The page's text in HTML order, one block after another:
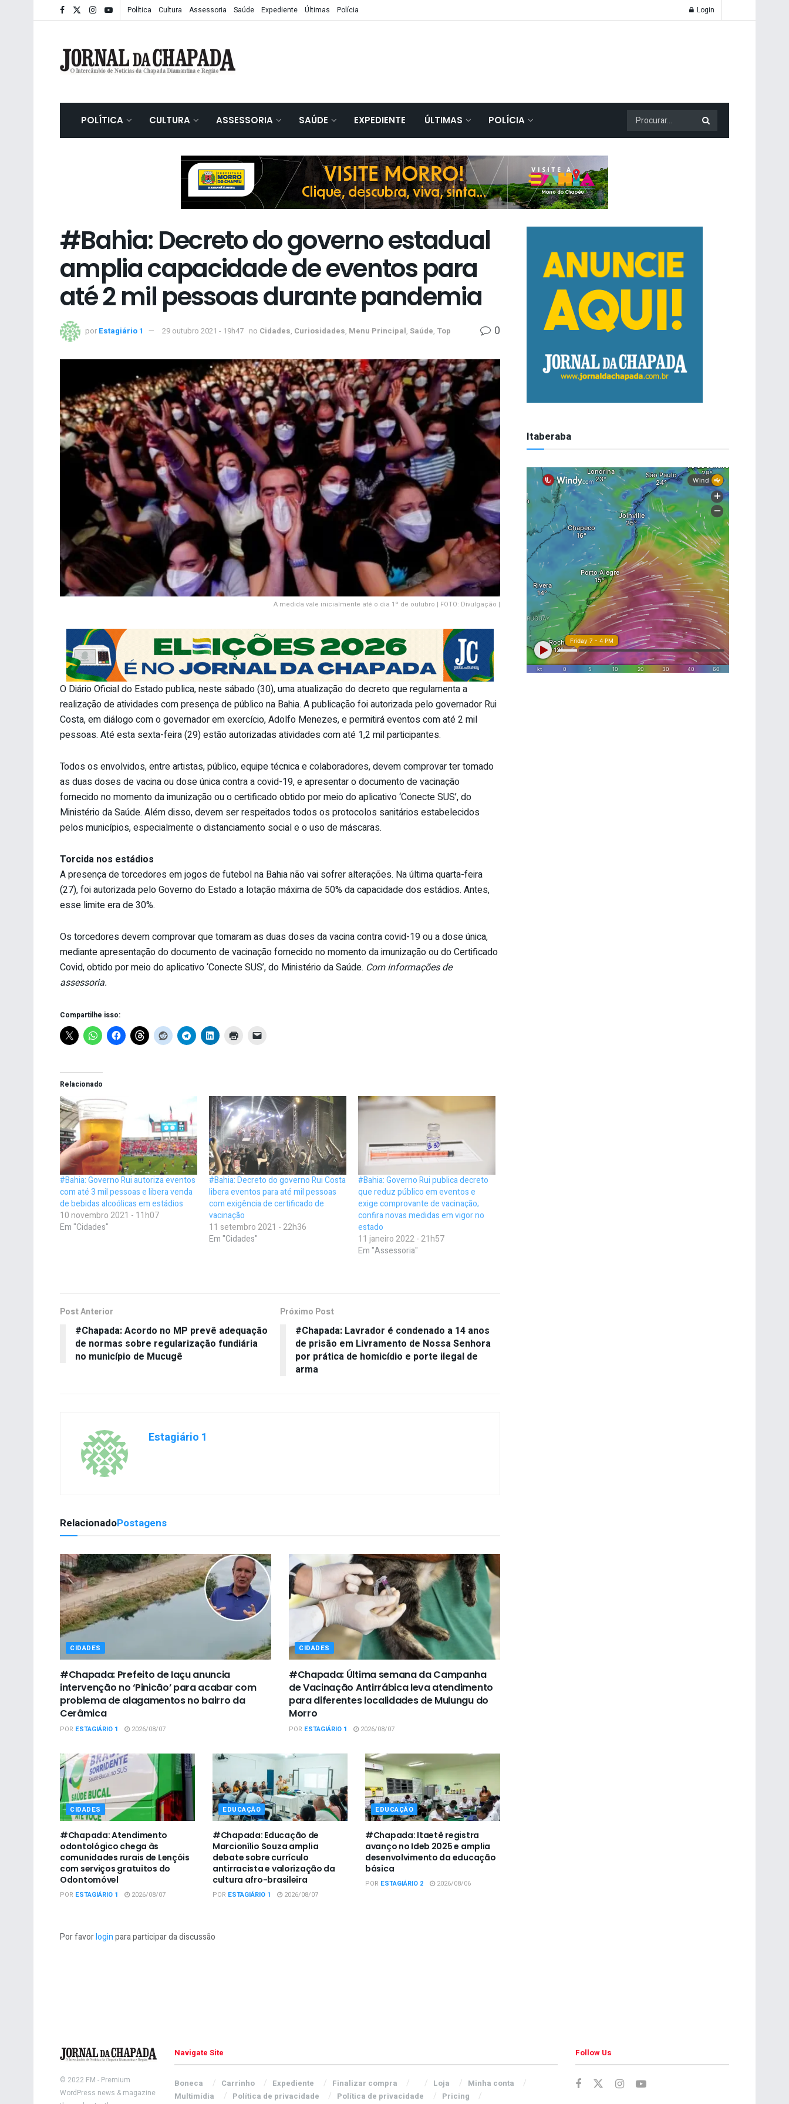
Política Cultura Assessoria Saúde Expediente Últimas Polícia Login
POLÍTICA CULTURA ASSESSORIA SAÚDE EXPEDIENTE ÚLTIMAS POLÍCIA
#Bahia: Decreto do governo estadual
amplia capacidade de eventos para
até 2 mil pessoas durante pandemia
por Estagiário 1 29 outubro 2021 - 19h47 no Cidades, Curiosidades, Menu Principal, Saúde, Top 0
A medida vale inicialmente até o dia 1º de outubro | FOTO: Divulgação |
O Diário Oficial do Estado publica, neste sábado (30), uma atualização do decreto que regulamenta a
realização de atividades com presença de público na Bahia. A publicação foi autorizada pelo governador Rui
Costa, em diálogo com o governador em exercício, Adolfo Menezes, e permitirá eventos com até 2 mil
pessoas. Até esta sexta-feira (29) estão autorizadas atividades com até 1,2 mil participantes.
Todos os envolvidos, entre artistas, público, equipe técnica e colaboradores, devem comprovar ter tomado
as duas doses de vacina ou dose única contra a covid-19, e apresentar o documento de vacinação
fornecido no momento da imunização ou o certificado obtido por meio do aplicativo ‘Conecte SUS’, do
Ministério da Saúde. Além disso, devem ser respeitados todos os protocolos sanitários estabelecidos
pelos municípios, especialmente o distanciamento social e o uso de máscaras.
Torcida nos estádios
A presença de torcedores em jogos de futebol na Bahia não vai sofrer alterações. Na última quarta-feira
(27), foi autorizada pelo Governo do Estado a lotação máxima de 50% da capacidade dos estádios. Antes,
esse limite era de 30%.
Os torcedores devem comprovar que tomaram as duas doses da vacina contra covid-19 ou a dose única,
mediante apresentação do documento de vacinação fornecido no momento da imunização ou do Certificado
Covid, obtido por meio do aplicativo ‘Conecte SUS’, do Ministério da Saúde. Com informações de
assessoria.
Compartilhe isso:
Relacionado
#Bahia: Governo Rui autoriza eventos
com até 3 mil pessoas e libera venda
de bebidas alcoólicas em estádios
10 novembro 2021 - 11h07
Em "Cidades"
#Bahia: Decreto do governo Rui Costa
libera eventos para até mil pessoas
com exigência de certificado de
vacinação
11 setembro 2021 - 22h36
Em "Cidades"
#Bahia: Governo Rui publica decreto
que reduz público em eventos e
exige comprovante de vacinação;
confira novas medidas em vigor no
estado
11 janeiro 2022 - 21h57
Em "Assessoria"
Post Anterior
#Chapada: Acordo no MP prevê adequação
de normas sobre regularização fundiária
no município de Mucugê
Próximo Post
#Chapada: Lavrador é condenado a 14 anos
de prisão em Livramento de Nossa Senhora
por prática de homicídio e porte ilegal de
arma
Estagiário 1
RelacionadoPostagens
CIDADES
#Chapada: Prefeito de Iaçu anuncia
intervenção no ‘Pinicão’ para acabar com
problema de alagamentos no bairro da
Cerâmica
POR ESTAGIÁRIO 1 2026/08/07
CIDADES
#Chapada: Última semana da Campanha
de Vacinação Antirrábica leva atendimento
para diferentes localidades de Mulungu do
Morro
POR ESTAGIÁRIO 1 2026/08/07
CIDADES
#Chapada: Atendimento
odontológico chega às
comunidades rurais de Lençóis
com serviços gratuitos do
Odontomóvel
POR ESTAGIÁRIO 1 2026/08/07
EDUCAÇÃO
#Chapada: Educação de
Marcionílio Souza amplia
debate sobre currículo
antirracista e valorização da
cultura afro-brasileira
POR ESTAGIÁRIO 1 2026/08/07
EDUCAÇÃO
#Chapada: Itaetê registra
avanço no Ideb 2025 e amplia
desenvolvimento da educação
básica
POR ESTAGIÁRIO 2 2026/08/06
Por favorloginpara participar da discussão
Itaberaba
© 2022 FM - Premium
WordPress news & magazine
Navigate Site
Boneca Carrinho Expediente Finalizar compra Loja
Minha conta
Multimídia
Política de privacidade Política de privacidade
Pricing
Follow Us